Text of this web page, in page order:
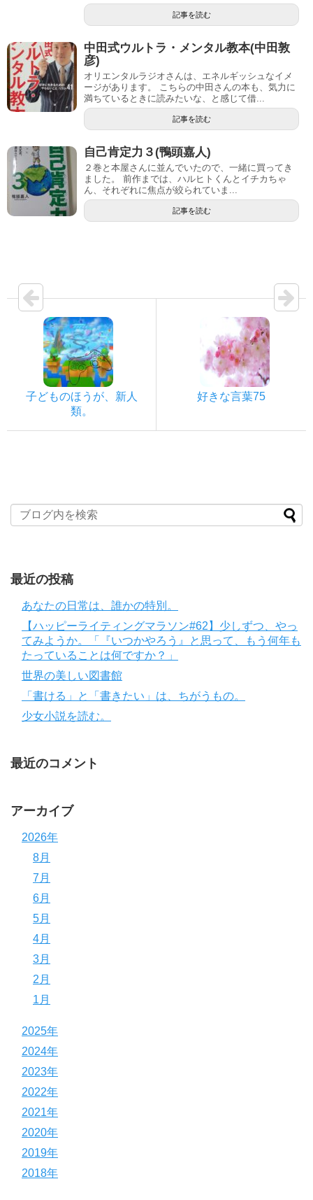
記事を読む
中田式ウルトラ・メンタル教本(中田敦
彦)
オリエンタルラジオさんは、エネルギッシュなイメ
ージがあります。 こちらの中田さんの本も、気力に
満ちているときに読みたいな、と感じて借...
記事を読む
自己肯定力３(鴨頭嘉人)
２巻と本屋さんに並んでいたので、一緒に買ってき
ました。 前作までは、ハルヒトくんとイチカちゃ
ん、それぞれに焦点が絞られていま...
記事を読む
子どものほうが、新人
類。
好きな言葉75
最近の投稿
あなたの日常は、誰かの特別。
【ハッピーライティングマラソン#62】少しずつ、やっ
てみようか。「『いつかやろう』と思って、もう何年も
たっていることは何ですか？」
世界の美しい図書館
「書ける」と「書きたい」は、ちがうもの。
少女小説を読む。
最近のコメント
アーカイブ
2026年
8月
7月
6月
5月
4月
3月
2月
1月
2025年
2024年
2023年
2022年
2021年
2020年
2019年
2018年